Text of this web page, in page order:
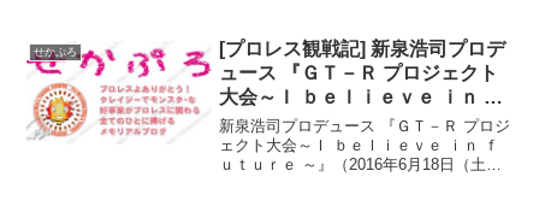
せかぷろ
[プロレス観戦記] 新泉浩司プロデ
ュース 『ＧＴ－Ｒ プロジェクト
大会～Ｉ ｂｅｌｉｅｖｅ ｉｎ ｆ
ｕｔｕｒｅ ～』
新泉浩司プロデュース 『ＧＴ－Ｒ プロジ
ェクト大会～Ｉ ｂｅｌｉｅｖｅ ｉｎ ｆ
ｕｔｕｒｅ ～』（2016年6月18日（土）